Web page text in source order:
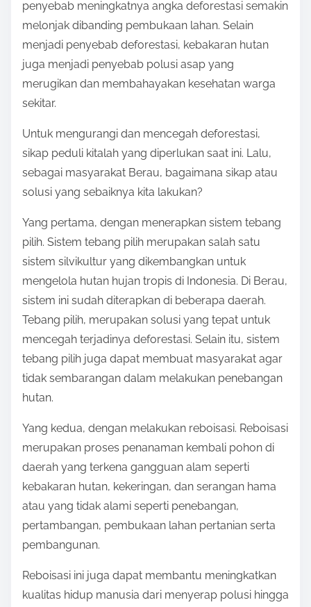
penyebab meningkatnya angka deforestasi semakin
melonjak dibanding pembukaan lahan. Selain
menjadi penyebab deforestasi, kebakaran hutan
juga menjadi penyebab polusi asap yang
merugikan dan membahayakan kesehatan warga
sekitar.
Untuk mengurangi dan mencegah deforestasi,
sikap peduli kitalah yang diperlukan saat ini. Lalu,
sebagai masyarakat Berau, bagaimana sikap atau
solusi yang sebaiknya kita lakukan?
Yang pertama, dengan menerapkan sistem tebang
pilih. Sistem tebang pilih merupakan salah satu
sistem silvikultur yang dikembangkan untuk
mengelola hutan hujan tropis di Indonesia. Di Berau,
sistem ini sudah diterapkan di beberapa daerah.
Tebang pilih, merupakan solusi yang tepat untuk
mencegah terjadinya deforestasi. Selain itu, sistem
tebang pilih juga dapat membuat masyarakat agar
tidak sembarangan dalam melakukan penebangan
hutan.
Yang kedua, dengan melakukan reboisasi. Reboisasi
merupakan proses penanaman kembali pohon di
daerah yang terkena gangguan alam seperti
kebakaran hutan, kekeringan, dan serangan hama
atau yang tidak alami seperti penebangan,
pertambangan, pembukaan lahan pertanian serta
pembangunan.
Reboisasi ini juga dapat membantu meningkatkan
kualitas hidup manusia dari menyerap polusi hingga